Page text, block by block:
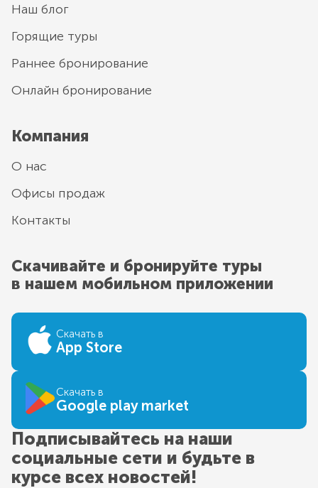
Наш блог
Горящие туры
Раннее бронирование
Онлайн бронирование
Компания
О нас
Офисы продаж
Контакты
Скачивайте и бронируйте туры
в нашем мобильном приложении
Скачать в
App Store
Скачать в
Google play market
Подписывайтесь на наши
социальные сети и будьте в
курсе всех новостей!